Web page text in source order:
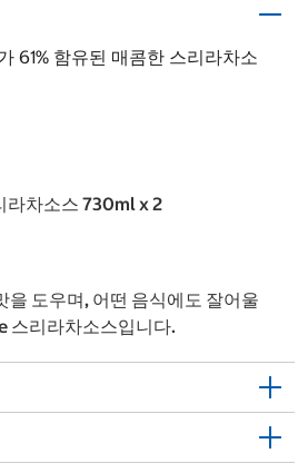
61% 함유된 매콤한 스리라차소
라차소스 730ml x 2
을 도우며, 어떤 음식에도 잘어울
스리라차소스입니다.